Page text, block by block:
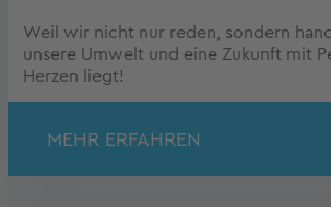
Weil wir nicht nur reden, sondern
unsere Umwelt und eine Zukunft mit
Herzen liegt!
MEHR ERFAHREN